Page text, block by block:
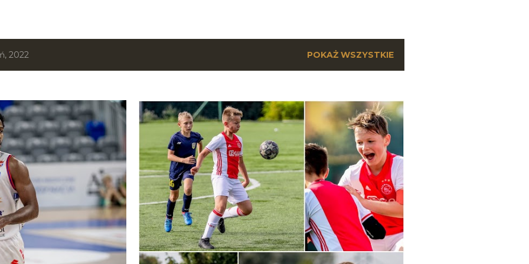
2022 POKAŻ WSZYSTKIE